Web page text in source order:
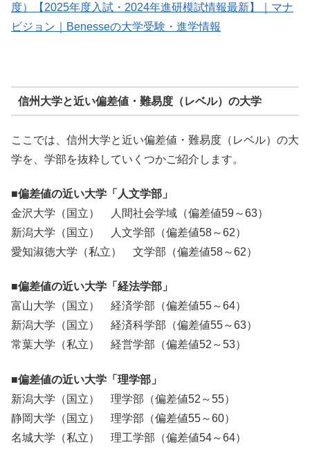
度）【2025年度入試・2024年進研模試情報最新】｜マナ
ビジョン｜Benesseの大学受験・進学情報
信州大学と近い偏差値・難易度（レベル）の大学
ここでは、信州大学と近い偏差値・難易度（レベル）の大
学を、学部を抜粋していくつかご紹介します。
■偏差値の近い大学「人文学部」
金沢大学（国立） 人間社会学域（偏差値59～63）
新潟大学（国立） 人文学部（偏差値58～62）
愛知淑徳大学（私立） 文学部（偏差値58～62）
■偏差値の近い大学「経法学部」
富山大学（国立） 経済学部（偏差値55～64）
新潟大学（国立） 経済科学部（偏差値55～63）
常葉大学（私立） 経営学部（偏差値52～53）
■偏差値の近い大学「理学部」
新潟大学（国立） 理学部（偏差値52～55）
静岡大学（国立） 理学部（偏差値55～60）
名城大学（私立） 理工学部（偏差値54～64）